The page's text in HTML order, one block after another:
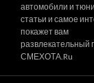
автомобили и
статьи и самое
покажет вам
развлекательный
СМЕХОТА.Ru